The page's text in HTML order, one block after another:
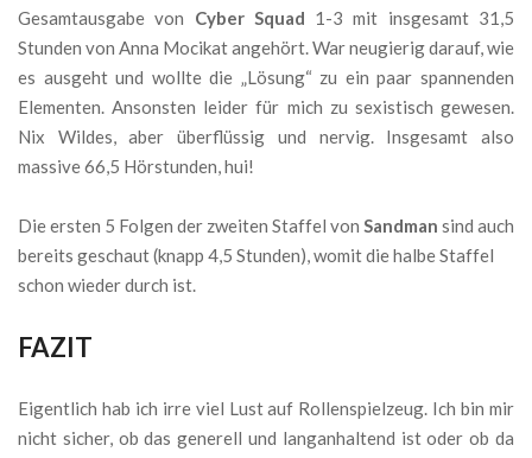
Gesamtausgabe von Cyber Squad 1-3 mit insgesamt 31,5
Stunden von Anna Mocikat angehört. War neugierig darauf, wie
es ausgeht und wollte die „Lösung“ zu ein paar spannenden
Elementen. Ansonsten leider für mich zu sexistisch gewesen.
Nix Wildes, aber überflüssig und nervig. Insgesamt also
massive 66,5 Hörstunden, hui!
Die ersten 5 Folgen der zweiten Staffel von Sandman sind auch
bereits geschaut (knapp 4,5 Stunden), womit die halbe Staffel
schon wieder durch ist.
FAZIT
Eigentlich hab ich irre viel Lust auf Rollenspielzeug. Ich bin mir
nicht sicher, ob das generell und langanhaltend ist oder ob da